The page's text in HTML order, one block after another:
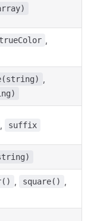
trueColor
suffix
square()